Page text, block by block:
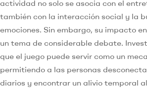
actividad no solo se asocia con el
también con la interacción social y la
emociones. Sin embargo, su impacto
un tema de considerable debate.
que el juego puede servir como un
permitiendo a las personas
diarios y encontrar un alivio temporal